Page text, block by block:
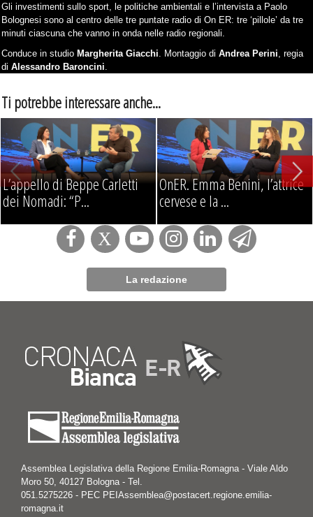
Gli investimenti sullo sport, le politiche ambientali e l’intervista a Paolo
Bolognesi sono al centro delle tre puntate radio di On ER: tre ‘pillole’ da tre
minuti ciascuna che vanno in onda nelle radio regionali.
Conduce in studio Margherita Giacchi . Montaggio diAndrea Perini , regia
diAlessandro Baroncini
Ti potrebbe interessare anche...
L’appello di Beppe Carletti
dei Nomadi: “P...
OnER. Emma Benini, l’attrice
cervese e la ...
La redazione
Assemblea Legislativa della Regione Emilia-Romagna - Viale Aldo
Moro 50, 40127 Bologna - Tel.
051.5275226 - PEC PEIAssemblea@postacert.regione.emilia-
romagna.it